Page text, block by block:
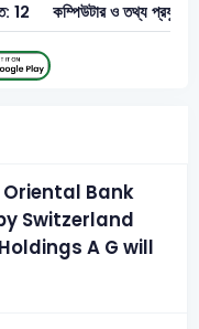
12 কম্পিউটার ও
Bank
Switzerland
A G will